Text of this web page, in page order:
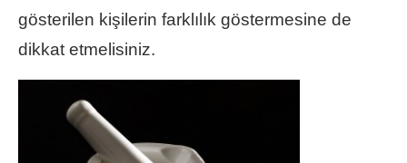
gösterilen kişilerin farklılık göstermesine de
dikkat etmelisiniz.